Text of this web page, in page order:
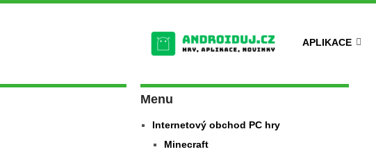
APLIKACE
Menu
Internetový obchod PC hry
Minecraft